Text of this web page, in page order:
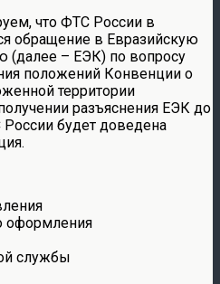
что ФТС России в
обращение в Евразийскую
(далее – ЕЭК) по вопросу
положений Конвенции о
территории
разъяснения ЕЭК до
будет доведена
оформления
службы